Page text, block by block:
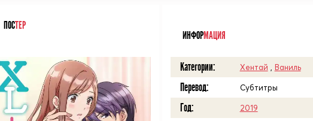
ПОСТЕР
ИНФОРМАЦИЯ
Категории: Хентай Ваниль
Перевод: Субтитры
Год: 2019